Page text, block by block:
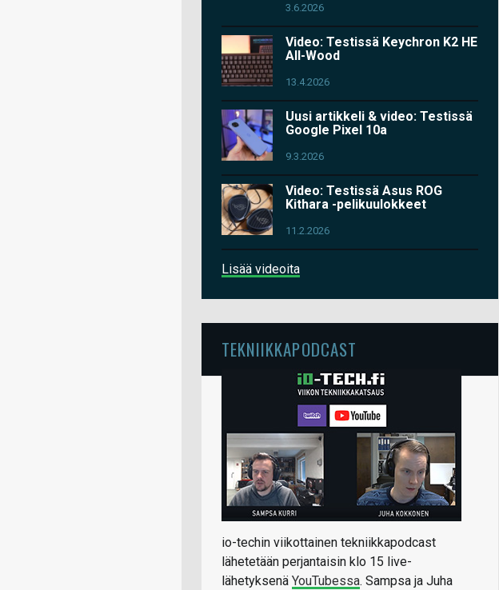
3.6.2026
Video: Testissä Keychron K2 HE
All-Wood
13.4.2026
Uusi artikkeli & video: Testissä
Google Pixel 10a
9.3.2026
Video: Testissä Asus ROG
Kithara -pelikuulokkeet
11.2.2026
Lisää videoita
TEKNIIKKAPODCAST
io-techin viikottainen tekniikkapodcast
lähetetään perjantaisin klo 15 live-
lähetyksenä YouTubessa. Sampsa ja Juha